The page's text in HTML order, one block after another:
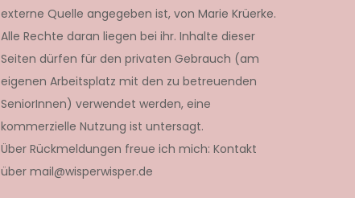
externe Quelle angegeben ist, von Marie Krüerke.
Alle Rechte daran liegen bei ihr. Inhalte dieser
Seiten dürfen für den privaten Gebrauch (am
eigenen Arbeitsplatz mit den zu betreuenden
SeniorInnen) verwendet werden, eine
kommerzielle Nutzung ist untersagt.
Über Rückmeldungen freue ich mich: Kontakt
über mail@wisperwisper.de